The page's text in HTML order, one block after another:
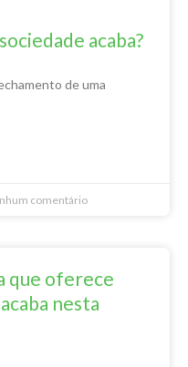
acaba?
de uma
comentário
que oferece
nesta